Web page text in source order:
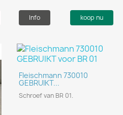
Info koop nu
Fleischmann 730010
GEBRUIKT...
Schroef van BR 01.